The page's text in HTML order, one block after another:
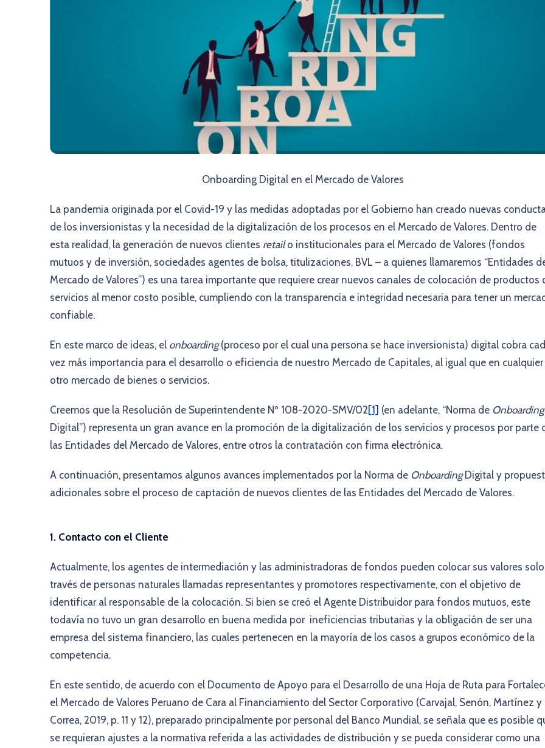
Onboarding Digital en el Mercado de Valores
La pandemia originada por el Covid-19 y las medidas adoptadas por el Gobierno han creado nuevas
de los inversionistas y la necesidad de la digitalización de los procesos en el Mercado de Valores. Dentro de
esta realidad, la generación de nuevos clientes retailo institucionales para el Mercado de Valores (fondos
mutuos y de inversión, sociedades agentes de bolsa, titulizaciones, BVL – a quienes llamaremos “Entidades
Mercado de Valores”) es una tarea importante que requiere crear nuevos canales de colocación de productos
servicios al menor costo posible, cumpliendo con la transparencia e integridad necesaria para tener un
confiable.
En este marco de ideas, el onboarding(proceso por el cual una persona se hace inversionista) digital cobra
vez más importancia para el desarrollo o eficiencia de nuestro Mercado de Capitales, al igual que en cualquier
otro mercado de bienes o servicios.
Creemos que la Resolución de Superintendente Nº 108-2020-SMV/02[1] (en adelante, “Norma de Onboarding
Digital”) representa un gran avance en la promoción de la digitalización de los servicios y procesos por parte
las Entidades del Mercado de Valores, entre otros la contratación con firma electrónica.
A continuación, presentamos algunos avances implementados por la Norma de OnboardingDigital y
adicionales sobre el proceso de captación de nuevos clientes de las Entidades del Mercado de Valores.
1. Contacto con el Cliente
Actualmente, los agentes de intermediación y las administradoras de fondos pueden colocar sus valores
través de personas naturales llamadas representantes y promotores respectivamente, con el objetivo de
identificar al responsable de la colocación. Si bien se creó el Agente Distribuidor para fondos mutuos, este
todavía no tuvo un gran desarrollo en buena medida por ineficiencias tributarias y la obligación de ser una
empresa del sistema financiero, las cuales pertenecen en la mayoría de los casos a grupos económico de la
competencia.
En este sentido, de acuerdo con el Documento de Apoyo para el Desarrollo de una Hoja de Ruta para
el Mercado de Valores Peruano de Cara al Financiamiento del Sector Corporativo (Carvajal, Senón, Martínez y
Correa, 2019, p. 11 y 12), preparado principalmente por personal del Banco Mundial, se señala que es posible
se requieran ajustes a la normativa referida a las actividades de distribución y se pueda considerar como una